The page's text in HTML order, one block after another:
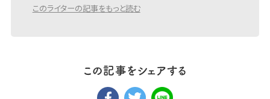
このライターの記事をもっと読む